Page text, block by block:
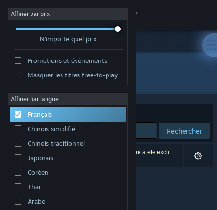
Se connecter
Magasin
À propos
Support
Changer la langue
Télécharger l'application mobile Steam
Voir version ordi. du site
Affiner par prix
N'importe quel prix
Promotions et évènements
Masquer les titres free-to-play
Affiner par langue
Français
Chinois simplifié
Chinois traditionnel
Japonais
Coréen
Thaï
Arabe
Édition : BedRock Games
Trier par Pertinence
Rechercher
0 résultats correspondent à votre recherche. 1 titre a été exclu
selon vos préférences.